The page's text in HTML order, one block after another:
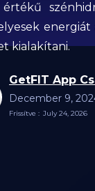
kialakítani.
GetFIT App
December 9,
Frissítve : July 24, 2026